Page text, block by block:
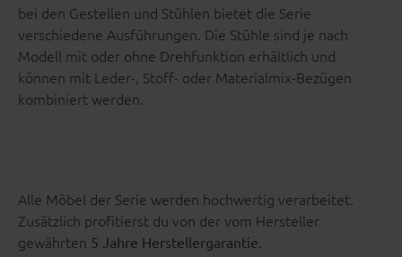
bei den Gestellen und Stühlen bietet die Serie
verschiedene Ausführungen. Die Stühle sind je nach
Modell mit oder ohne Drehfunktion erhältlich und
können mit Leder-, Stoff- oder Materialmix-Bezügen
kombiniert werden.
Alle Möbel der Serie werden hochwertig verarbeitet.
Zusätzlich profitierst du von der vom Hersteller
gewährten 5 Jahre Herstellergarantie.